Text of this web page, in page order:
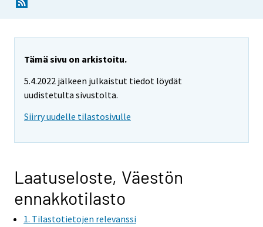
Tämä sivu on arkistoitu.
5.4.2022 jälkeen julkaistut tiedot löydät
uudistetulta sivustolta.
Siirry uudelle tilastosivulle
Laatuseloste, Väestön
ennakkotilasto
1. Tilastotietojen relevanssi